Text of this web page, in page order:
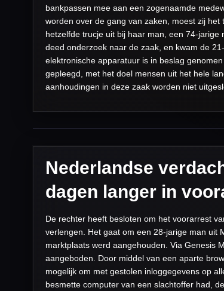
bankpassen mee aan een zogenaamde
worden over de gang van zaken, moest zij
hetzelfde trucje uit bij haar man, een 74-jarige
deed onderzoek naar de zaak, en kwam de
elektronische apparatuur is in beslag
gepleegd, met het doel mensen uit het hele
aanhoudingen in deze zaak worden niet
Nederlandse
dagen langer in
De rechter heeft besloten om het voorarrest
verlengen. Het gaat om een 28-jarige man uit
marktplaats werd aangehouden. Via Genesis
aangeboden. Door middel van een aparte
mogelijk om met gestolen inloggegevens op
besmette computer van een slachtoffer had,